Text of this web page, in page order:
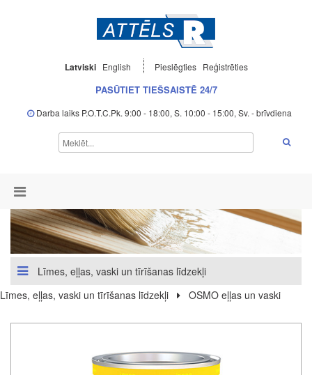
Latviski English Pieslēgties Reģistrēties
PASŪTIET TIEŠSAISTĒ 24/7
Darba laiks P.O.T.C.Pk. 9:00 - 18:00, S. 10:00 - 15:00, Sv. - brīvdiena
Līmes, eļļas, vaski un tīrīšanas līdzekļi
Līmes, eļļas, vaski un tīrīšanas līdzekļi
OSMO eļļas un vaski